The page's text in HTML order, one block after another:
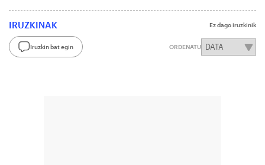
IRUZKINAK Ez dago iruzkinik
Iruzkin bat egin ORDENATU